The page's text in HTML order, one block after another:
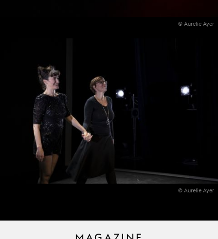
© Aurelie Ayer
© Aurelie Ayer